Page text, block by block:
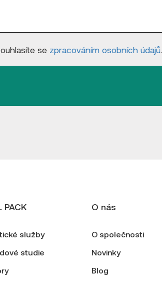
se zpracováním osobních údajů.
PACK
služby
studie
O nás
O společnosti
Novinky
Blog